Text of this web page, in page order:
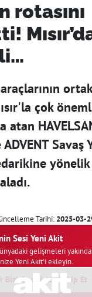
rotasını
çok
atan
Savaş
Tarihi:2025-03-
Sesi Yeni Akit
gelişmeleri
Yeni Akit'i ekleyin.
Bizi Google'da Takip Et